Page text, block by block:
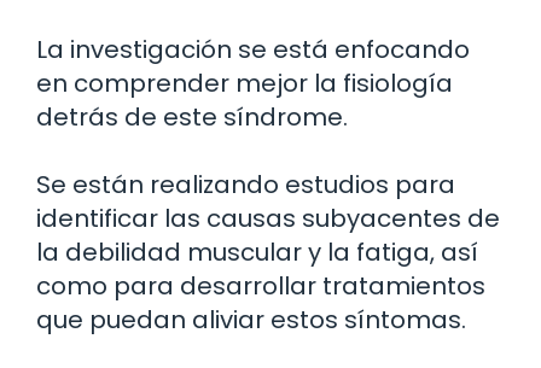
La investigación se está enfocando
en comprender mejor la fisiología
detrás de este síndrome.
Se están realizando estudios para
identificar las causas subyacentes de
la debilidad muscular y la fatiga, así
como para desarrollar tratamientos
que puedan aliviar estos síntomas.